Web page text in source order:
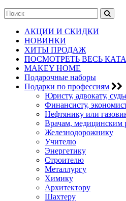
АКЦИИ И СКИДКИ
НОВИНКИ
ХИТЫ ПРОДАЖ
ПОСМОТРЕТЬ ВЕСЬ
MAKEY HOME
Подарочные наборы
Подарки по профессиям
Юристу, адвокату,
Финансисту,
Нефтянику или
Врачам, медицинским
Железнодорожнику
Учителю
Энергетику
Строителю
Металлургу
Химику
Архитектору
Шахтеру